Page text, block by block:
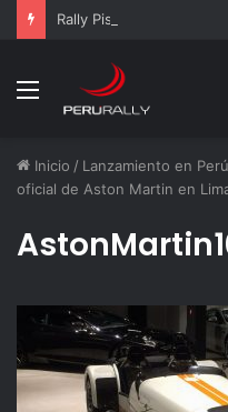
Rally Pisco 2026: todo
Menú
Inicio / Lanzamiento en
oficial de Aston Martin en